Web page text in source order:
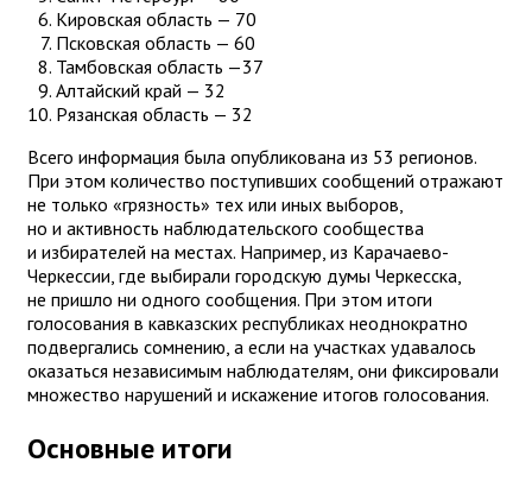
Кировская область — 70
Псковская область — 60
Тамбовская область —37
Алтайский край — 32
Рязанская область — 32
Всего информация была опубликована из 53 регионов.
При этом количество поступивших сообщений отражают
не только «грязность» тех или иных выборов,
но и активность наблюдательского сообщества
и избирателей на местах. Например, из Карачаево-
Черкессии, где выбирали городскую думы Черкесска,
не пришло ни одного сообщения. При этом итоги
голосования в кавказских республиках неоднократно
подвергались сомнению, а если на участках удавалось
оказаться независимым наблюдателям, они фиксировали
множество нарушений и искажение итогов голосования.
Основные итоги